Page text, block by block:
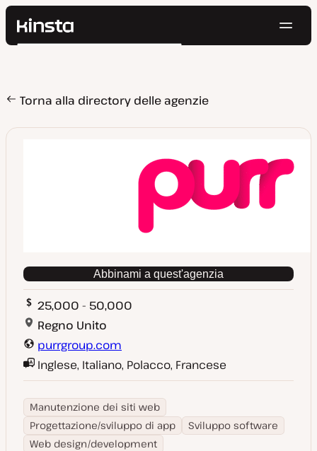
Kinsta®
Prezzi
Contatti
Cerca
Torna alla directory delle agenzie
Abbinami a quest'agenzia
25,000 - 50,000
Regno Unito
purrgroup.com
Inglese, Italiano, Polacco, Francese
Manutenzione dei siti web
Progettazione/sviluppo di app
Sviluppo software
Web design/development